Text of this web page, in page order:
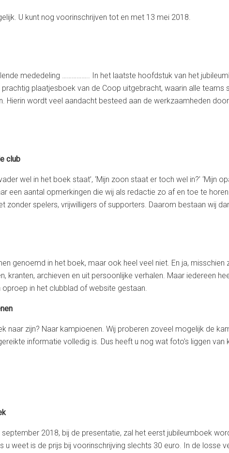
U kunt nog voorinschrijven tot en met 13 mei 2018.
mededeling …………….. In het laatste hoofdstuk van het
prachtig plaatjesboek van de Coop uitgebracht, waarin alle
Hierin wordt veel aandacht besteed aan de werkzaamheden
club
wel in het boek staat’, ‘Mijn zoon staat er toch wel in?’ ‘Mijn
een aantal opmerkingen die wij als redactie zo af en toe te
zonder spelers, vrijwilligers of supporters. Daarom bestaan wij
genoemd in het boek, maar ook heel veel niet. En ja,
kranten, archieven en uit persoonlijke verhalen. Maar iedereen
in het clubblad of website gestaan.
naar zijn? Naar kampioenen. Wij proberen zoveel mogelijk de
informatie volledig is. Dus heeft u nog wat foto’s liggen
2018, bij de presentatie, zal het eerst jubileumboek
u weet is de prijs bij voorinschrijving slechts 30 euro. In de losse